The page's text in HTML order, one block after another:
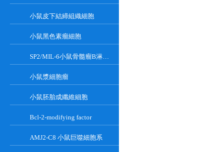
小鼠皮下結締組織細胞
小鼠黑色素瘤細胞
SP2/MIL-6小鼠骨髓瘤B淋巴懸浮細胞系
小鼠漿細胞瘤
小鼠胚胎成纖維細胞
Bcl-2-modifying factor
AMJ2-C8 小鼠巨噬細胞系